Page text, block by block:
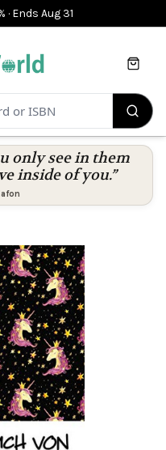
· Ends Aug 31
Cart
only see in them
inside of you.”